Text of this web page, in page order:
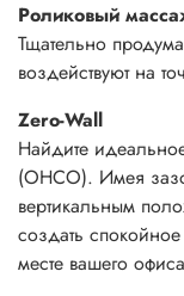
Роликовый
Тщательно
воздействуют на
Zero-Wall
Найдите
(OHCO). Имея
вертикальным
создать
месте вашего